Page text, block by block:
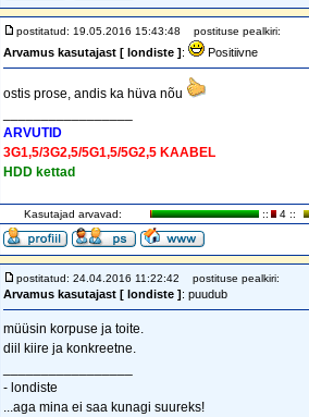
postitatud: 19.05.2016 15:43:48 postituse pealkiri:
Arvamus kasutajast [ londiste ]: Positiivne
ostis prose, andis ka hüva nõu
ARVUTID
3G1,5/3G2,5/5G1,5/5G2,5 KAABEL
HDD kettad
Kasutajad arvavad: :: 4 ::
postitatud: 24.04.2016 11:22:42 postituse pealkiri:
Arvamus kasutajast [ londiste ]: puudub
müüsin korpuse ja toite.
diil kiire ja konkreetne.
- londiste
...aga mina ei saa kunagi suureks!